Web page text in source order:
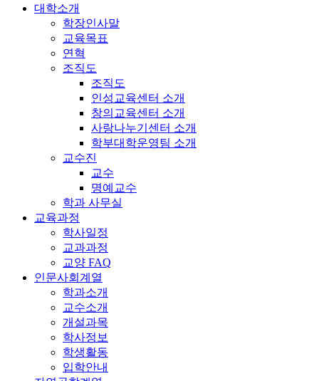
대학소개
학장인사말
교육목표
연혁
조직도
조직도
인성교육센터 소개
창의교육센터 소개
사랑나누기센터 소개
학부대학운영팀 소개
교수진
교수
명예교수
학과 사무실
교육과정
학사일정
교과과정
교양 FAQ
인문사회계열
학과소개
교수소개
개설과목
학사정보
학생활동
입학안내